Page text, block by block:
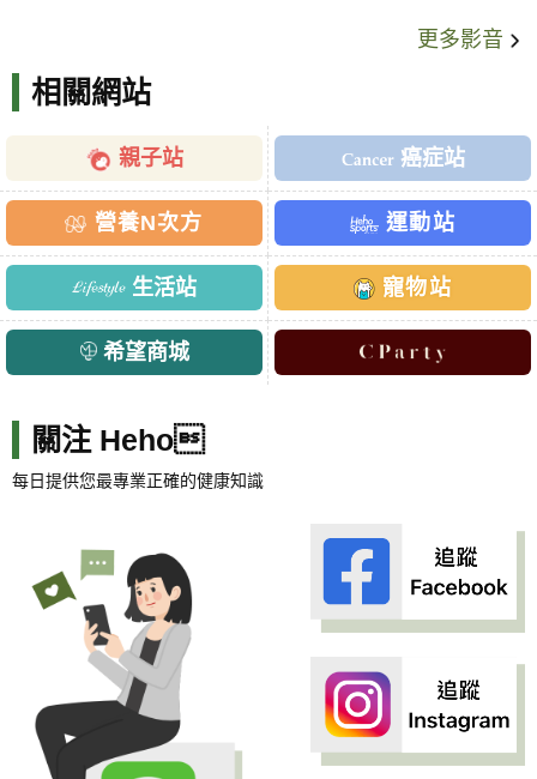
更多影音
相關網站
親子站 癌症站
營養N次方 運動站
生活站 寵物站
希望商城
關注 Heho
每日提供您最專業正確的健康知識